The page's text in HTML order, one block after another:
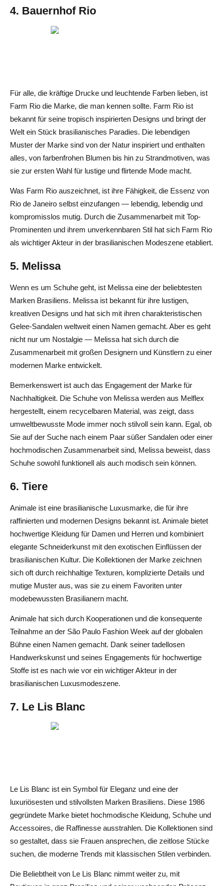
4. Bauernhof Rio
Für alle, die kräftige Drucke und leuchtende Farben lieben, ist
Farm Rio die Marke, die man kennen sollte. Farm Rio ist
bekannt für seine tropisch inspirierten Designs und bringt der
Welt ein Stück brasilianisches Paradies. Die lebendigen
Muster der Marke sind von der Natur inspiriert und enthalten
alles, von farbenfrohen Blumen bis hin zu Strandmotiven, was
sie zur ersten Wahl für lustige und flirtende Mode macht.
Was Farm Rio auszeichnet, ist ihre Fähigkeit, die Essenz von
Rio de Janeiro selbst einzufangen — lebendig, lebendig und
kompromisslos mutig. Durch die Zusammenarbeit mit Top-
Prominenten und ihrem unverkennbaren Stil hat sich Farm Rio
als wichtiger Akteur in der brasilianischen Modeszene etabliert.
5. Melissa
Wenn es um Schuhe geht, ist Melissa eine der beliebtesten
Marken Brasiliens. Melissa ist bekannt für ihre lustigen,
kreativen Designs und hat sich mit ihren charakteristischen
Gelee-Sandalen weltweit einen Namen gemacht. Aber es geht
nicht nur um Nostalgie — Melissa hat sich durch die
Zusammenarbeit mit großen Designern und Künstlern zu einer
modernen Marke entwickelt.
Bemerkenswert ist auch das Engagement der Marke für
Nachhaltigkeit. Die Schuhe von Melissa werden aus Melflex
hergestellt, einem recycelbaren Material, was zeigt, dass
umweltbewusste Mode immer noch stilvoll sein kann. Egal, ob
Sie auf der Suche nach einem Paar süßer Sandalen oder einer
hochmodischen Zusammenarbeit sind, Melissa beweist, dass
Schuhe sowohl funktionell als auch modisch sein können.
6. Tiere
Animale ist eine brasilianische Luxusmarke, die für ihre
raffinierten und modernen Designs bekannt ist. Animale bietet
hochwertige Kleidung für Damen und Herren und kombiniert
elegante Schneiderkunst mit den exotischen Einflüssen der
brasilianischen Kultur. Die Kollektionen der Marke zeichnen
sich oft durch reichhaltige Texturen, komplizierte Details und
mutige Muster aus, was sie zu einem Favoriten unter
modebewussten Brasilianern macht.
Animale hat sich durch Kooperationen und die konsequente
Teilnahme an der São Paulo Fashion Week auf der globalen
Bühne einen Namen gemacht. Dank seiner tadellosen
Handwerkskunst und seines Engagements für hochwertige
Stoffe ist es nach wie vor ein wichtiger Akteur in der
brasilianischen Luxusmodeszene.
7. Le Lis Blanc
Le Lis Blanc ist ein Symbol für Eleganz und eine der
luxuriösesten und stilvollsten Marken Brasiliens. Diese 1986
gegründete Marke bietet hochmodische Kleidung, Schuhe und
Accessoires, die Raffinesse ausstrahlen. Die Kollektionen sind
so gestaltet, dass sie Frauen ansprechen, die zeitlose Stücke
suchen, die moderne Trends mit klassischen Stilen verbinden.
Die Beliebtheit von Le Lis Blanc nimmt weiter zu, mit